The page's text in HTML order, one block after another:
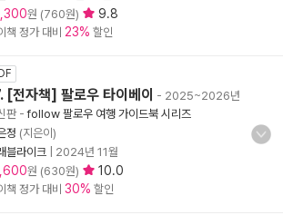
원 (760원) 9.8
책 정가 대비 23% 할인
[전자책] 팔로우 타이베이 - 2025~2026년
판-follow 팔로우 여행 가이드북 시리즈
정 (지은이)
블라이크
2024년 11월
원 (630원) 10.0
책 정가 대비 30% 할인